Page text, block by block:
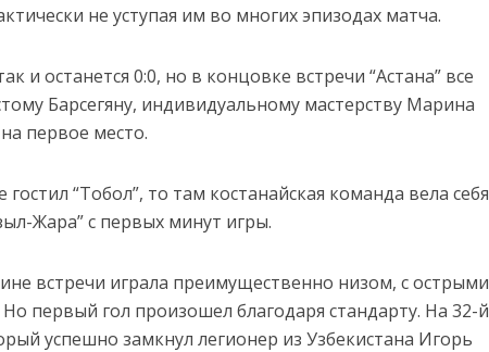
не уступая им во многих эпизодах матча.
и останется 0:0, но в концовке встречи “Астана” все
Барсегяну, индивидуальному мастерству Марина
первое место.
“Тобол”, то там костанайская команда вела себя
Жара” с первых минут игры.
встречи играла преимущественно низом, с острыми
первый гол произошел благодаря стандарту. На 32-й
успешно замкнул легионер из Узбекистана Игорь